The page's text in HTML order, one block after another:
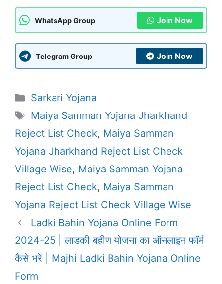
WhatsApp Group Join Now
Telegram Group Join Now
Categories
Sarkari Yojana
Tags
Maiya Samman Yojana Jharkhand
Reject List Check, Maiya Samman
Yojana Jharkhand Reject List Check
Village Wise, Maiya Samman Yojana
Reject List Check, Maiya Samman
Yojana Reject List Check Village Wise
Ladki Bahin Yojana Online Form
2024-25 | लाडकी बहीण योजना का ऑनलाइन फॉर्म
कैसे भरें | Majhi Ladki Bahin Yojana Online
Form